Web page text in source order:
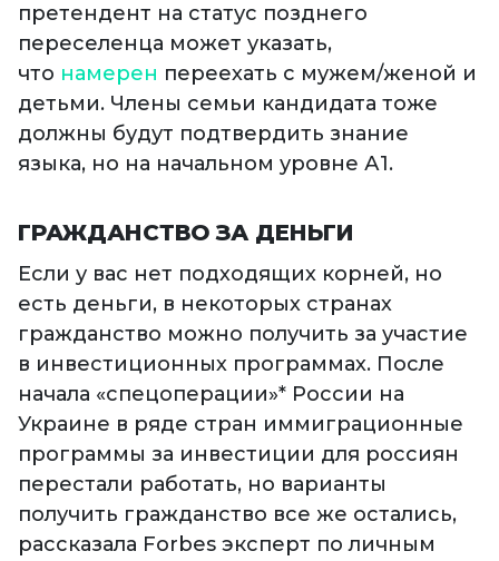
претендент на статус позднего
переселенца может указать,
что намерен переехать с мужем/женой и
детьми. Члены семьи кандидата тоже
должны будут подтвердить знание
языка, но на начальном уровне А1.
ГРАЖДАНСТВО ЗА ДЕНЬГИ
Если у вас нет подходящих корней, но
есть деньги, в некоторых странах
гражданство можно получить за участие
в инвестиционных программах. После
начала «спецоперации»* России на
Украине в ряде стран иммиграционные
программы за инвестиции для россиян
перестали работать, но варианты
получить гражданство все же остались,
рассказала Forbes эксперт по личным